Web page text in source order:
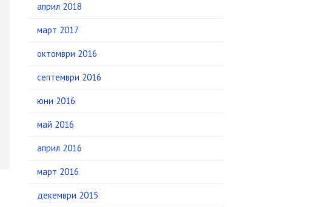
април 2018
март 2017
октомври 2016
септември 2016
юни 2016
май 2016
април 2016
март 2016
декември 2015